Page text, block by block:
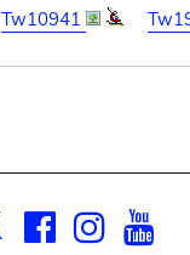
Tw10941
X Facebook